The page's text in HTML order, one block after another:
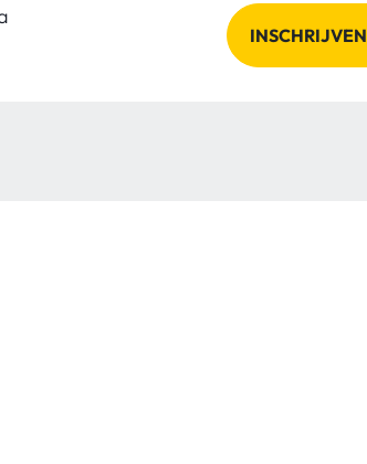
INSCHRIJVEN